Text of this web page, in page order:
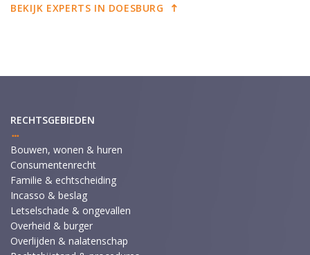
BEKIJK EXPERTS IN DOESBURG
RECHTSGEBIEDEN
Bouwen, wonen & huren
Consumentenrecht
Familie & echtscheiding
Incasso & beslag
Letselschade & ongevallen
Overheid & burger
Overlijden & nalatenschap